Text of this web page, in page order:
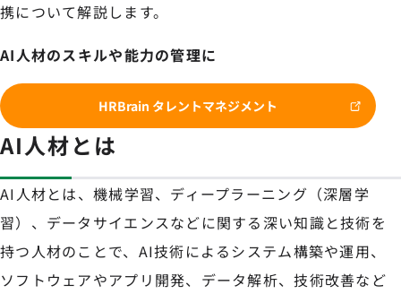
携について解説します。
AI人材のスキルや能力の管理に
HRBrain タレントマネジメント
AI人材とは
AI人材とは、機械学習、ディープラーニング（深層学
習）、データサイエンスなどに関する深い知識と技術を
持つ人材のことで、AI技術によるシステム構築や運用、
ソフトウェアやアプリ開発、データ解析、技術改善など